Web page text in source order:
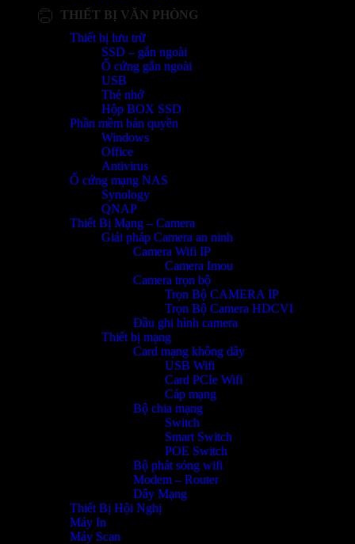
THIẾT BỊ VĂN PHÒNG
Thiết bị lưu trữ
SSD – gắn ngoài
Ổ cứng gắn ngoài
USB
Thẻ nhớ
Hộp BOX SSD
Phần mềm bản quyền
Windows
Office
Antivirus
Ổ cứng mạng NAS
Synology
QNAP
Thiết Bị Mạng – Camera
Giải pháp Camera an ninh
Camera Wifi IP
Camera Imou
Camera trọn bộ
Trọn Bộ CAMERA IP
Trọn Bộ Camera HDCVI
Đầu ghi hình camera
Thiết bị mạng
Card mạng không dây
USB Wifi
Card PCIe Wifi
Cáp mạng
Bộ chia mạng
Switch
Smart Switch
POE Switch
Bộ phát sóng wifi
Modem – Router
Dây Mạng
Thiết Bị Hội Nghị
Máy In
Máy Scan